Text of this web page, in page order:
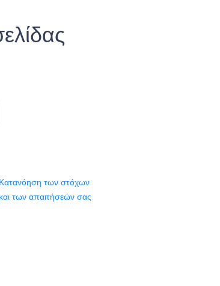
Κατανόηση των στόχων
και των απαιτήσεών σας